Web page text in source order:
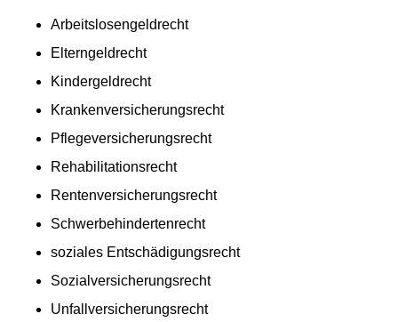
Arbeitslosengeldrecht
Elterngeldrecht
Kindergeldrecht
Krankenversicherungsrecht
Pflegeversicherungsrecht
Rehabilitationsrecht
Rentenversicherungsrecht
Schwerbehindertenrecht
soziales Entschädigungsrecht
Sozialversicherungsrecht
Unfallversicherungsrecht